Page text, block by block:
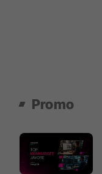
Promo